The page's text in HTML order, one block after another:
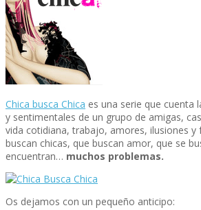
La inteligencia artificial también tiene
Amalia Baños , agosto 1, 2026
Chica busca Chica es una serie que cuenta
y sentimentales de un grupo de amigas,
vida cotidiana, trabajo, amores, ilusiones y
buscan chicas, que buscan amor, que se
encuentran… muchos problemas.
Os dejamos con un pequeño anticipo: